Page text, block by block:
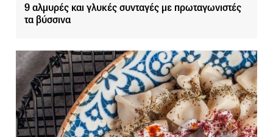
9 αλμυρές και γλυκές συνταγές με πρωταγωνιστές
τα βύσσινα